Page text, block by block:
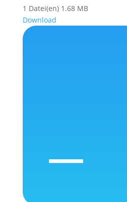
1 Datei(en) 1.68 MB
Download